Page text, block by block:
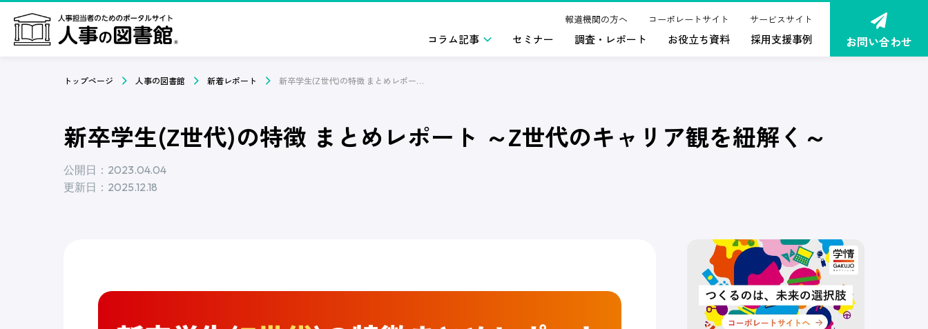
報道機関の方へ コーポレートサイト サービスサイト
コラム記事 セミナー 調査・レポート お役立ち資料 採用支援事例 お問い合わせ
トップページ 人事の図書館 新着レポート 新卒学生(Z世代)の特徴 まとめレポート ～Z世代のキャリア観を紐解く～
新卒学生(Z世代)の特徴 まとめレポート ～Z世代のキャリア観を紐解く～
公開日：2023.04.04
更新日：2025.12.18